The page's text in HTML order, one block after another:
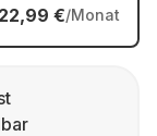
22,99 €/Monat